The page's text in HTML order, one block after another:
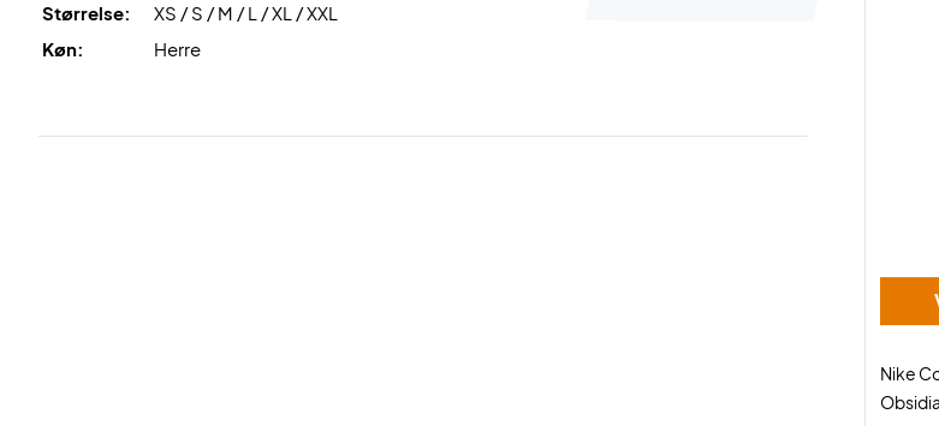
Størrelse:
XS / S / M / L / XL / XXL
Køn:
Herre
Nike